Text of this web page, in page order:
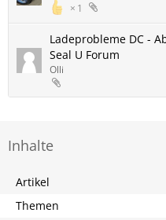
1
Ladeprobleme DC -
Seal U Forum
Olli
Inhalte
Artikel
Themen